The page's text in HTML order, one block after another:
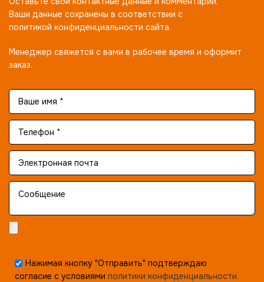
Ваши данные сохранены в соответствии с
политикой конфиденциальности сайта.
Менеджер свяжется с вами в рабочее время и оформит
заказ.
Нажимая кнопку "Отправить" подтверждаю
согласие с условиями политики конфиденциальности.